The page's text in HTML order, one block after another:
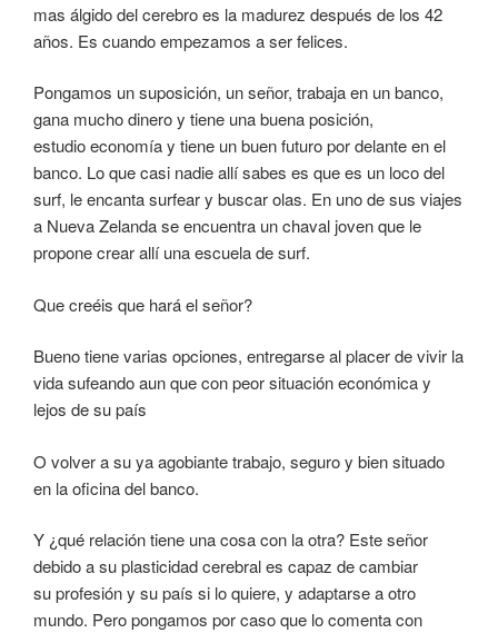
mas álgido del cerebro es la madurez después de los 42
años. Es cuando empezamos a ser felices.
Pongamos un suposición, un señor, trabaja en un banco,
gana mucho dinero y tiene una buena posición,
estudio economía y tiene un buen futuro por delante en el
banco. Lo que casi nadie allí sabes es que es un loco del
surf, le encanta surfear y buscar olas. En uno de sus viajes
a Nueva Zelanda se encuentra un chaval joven que le
propone crear allí una escuela de surf.
Que creéis que hará el señor?
Bueno tiene varias opciones, entregarse al placer de vivir la
vida sufeando aun que con peor situación económica y
lejos de su país
O volver a su ya agobiante trabajo, seguro y bien situado
en la oficina del banco.
Y ¿qué relación tiene una cosa con la otra? Este señor
debido a su plasticidad cerebral es capaz de cambiar
su profesión y su país si lo quiere, y adaptarse a otro
mundo. Pero pongamos por caso que lo comenta con